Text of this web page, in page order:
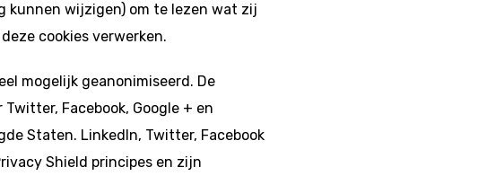
kunnen wijzigen) om te lezen wat zij
cookies verwerken.
mogelijk geanonimiseerd. De
Facebook, Google + en
Staten. LinkedIn, Twitter, Facebook
Shield principes en zijn